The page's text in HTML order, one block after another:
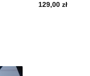
129,00zł